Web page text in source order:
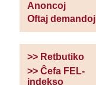
Anoncoj
Oftaj demandoj
>> Retbutiko
>> Ĉefa FEL-
indekso